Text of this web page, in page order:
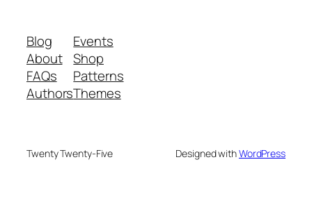
Blog
About
FAQs
Authors
Events
Shop
Patterns
Themes
Twenty Twenty-Five Designed withWordPress